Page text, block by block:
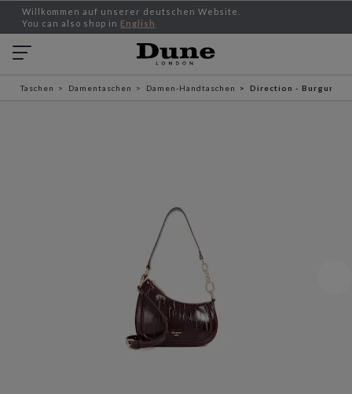
Willkommen auf unserer deutschen Website.
You can also shop in English
Taschen Damentaschen Damen-Handtaschen Direction -